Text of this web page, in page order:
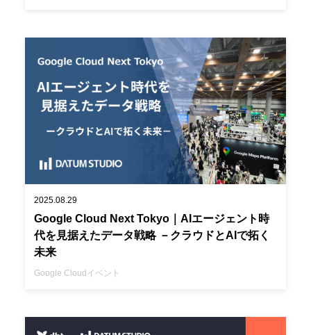
2025.08.29
Google Cloud Next Tokyo｜AIエージェント時
代を見据えたデータ戦略 －クラウドとAIで拓く
未来
Google Cloud イベント